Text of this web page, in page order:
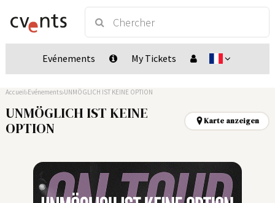
Evénements My Tickets
Accueil Evénements UNMÖGLICH IST KEINE OPTION
UNMÖGLICH IST KEINE
OPTION
Karte anzeigen